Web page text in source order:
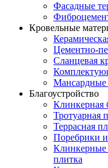
Фасадные
Кровельные
Цементно-
Сланцевая
Мансардные
Благоустройство
Клинкерная
Тротуарная
Террасная
Поребрики
Клинкерные
плитка